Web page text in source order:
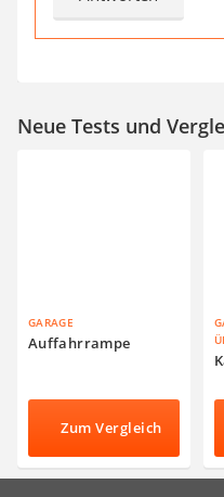
Neue Tests und
GARAGE
Auffahrrampe
Zum Vergleich